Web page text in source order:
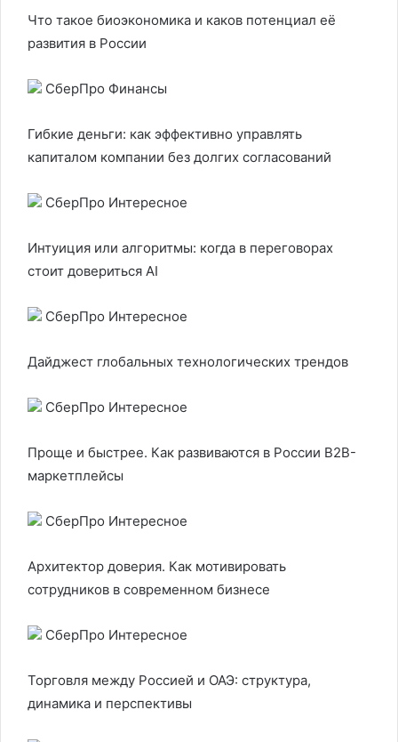
Что такое биоэкономика и каков потенциал её
развития в России
СберПро Финансы
Гибкие деньги: как эффективно управлять
капиталом компании без долгих согласований
СберПро Интересное
Интуиция или алгоритмы: когда в переговорах
стоит довериться AI
СберПро Интересное
Дайджест глобальных технологических трендов
СберПро Интересное
Проще и быстрее. Как развиваются в России B2B-
маркетплейсы
СберПро Интересное
Архитектор доверия. Как мотивировать
сотрудников в современном бизнесе
СберПро Интересное
Торговля между Россией и ОАЭ: структура,
динамика и перспективы